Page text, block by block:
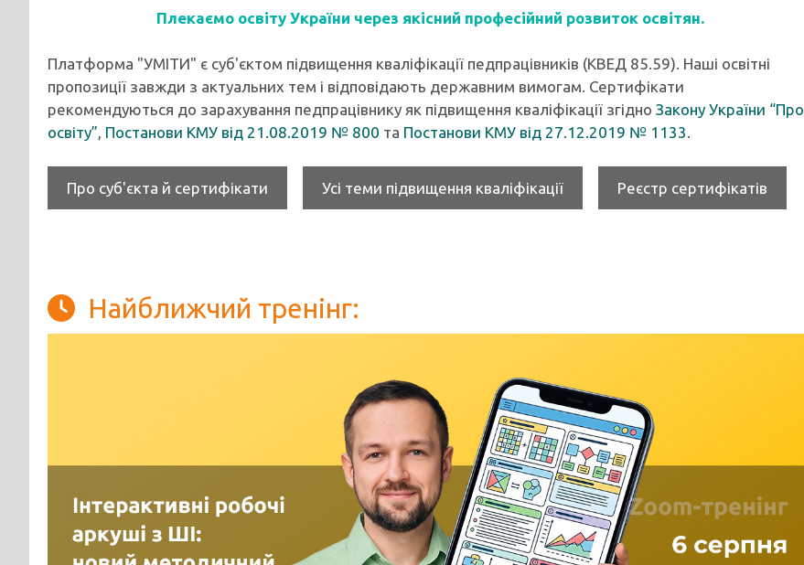
Плекаємо освіту України через якісний професійний розвиток освітян.
Платформа "УМІТИ" є суб'єктом підвищення кваліфікації педпрацівників (КВЕД 85.59). Наші освітні
пропозиції завжди з актуальних тем і відповідають державним вимогам. Сертифікати
рекомендуються до зарахування педпрацівнику як підвищення кваліфікації згідно Закону України “Про
освіту”, Постанови КМУ від 21.08.2019 № 800 та Постанови КМУ від 27.12.2019 № 1133.
Про суб'єкта й сертифікати Усі теми підвищення кваліфікації Реєстр сертифікатів
Найближчий тренінг: